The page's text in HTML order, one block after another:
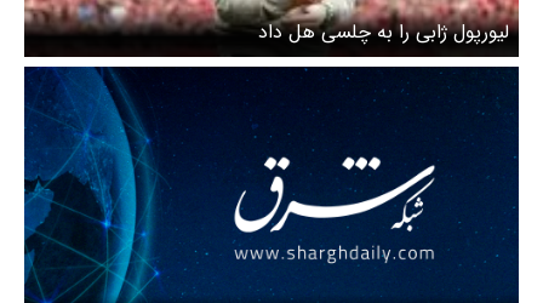
لیورپول ژابی را به چلسی هل داد